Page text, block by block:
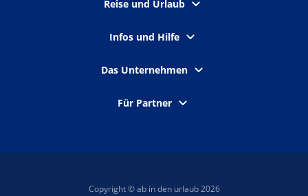
Reise und Urlaub
Infos und Hilfe
Das Unternehmen
Für Partner
Copyright © ab in den urlaub 2026